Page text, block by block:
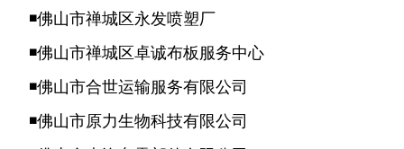
◾佛山市禅城区永发喷塑厂
◾佛山市禅城区卓诚布板服务中心
◾佛山市合世运输服务有限公司
◾佛山市原力生物科技有限公司